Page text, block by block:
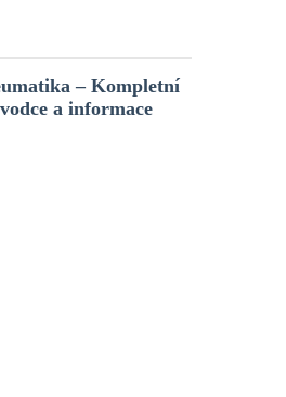
– Kompletní
a informace